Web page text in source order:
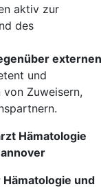
aktiv zur
des
externen
und
Zuweisern,
Hämatologie
und